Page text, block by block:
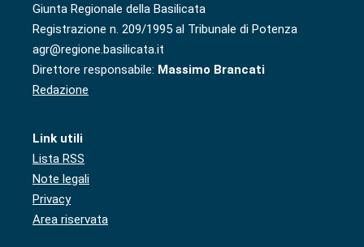
Giunta Regionale della Basilicata
Registrazione n. 209/1995 al Tribunale di Potenza
agr@regione.basilicata.it
Direttore responsabile: Massimo Brancati
Redazione
Link utili
Lista RSS
Note legali
Privacy
Area riservata